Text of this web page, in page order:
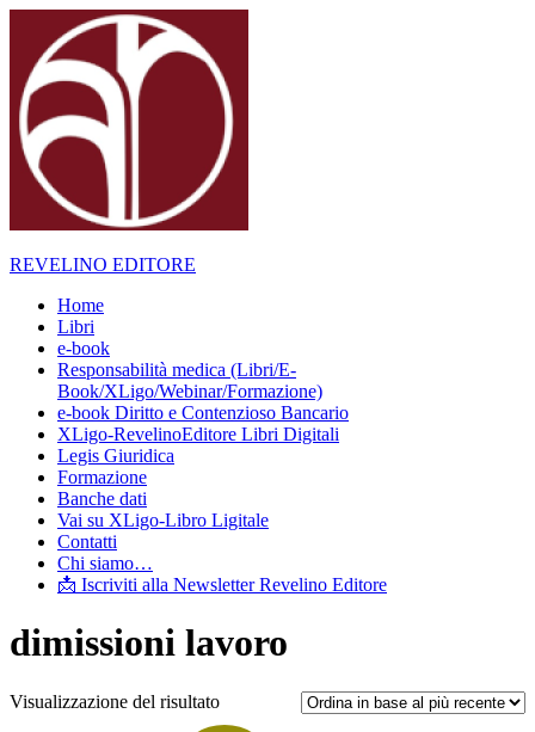
content
REVELINO EDITORE
Home
Libri
e-book
Responsabilità medica (Libri/E-
Book/XLigo/Webinar/Formazione)
e-book Diritto e Contenzioso Bancario
XLigo-RevelinoEditore Libri Digitali
Legis Giuridica
Formazione
Banche dati
Vai su XLigo-Libro Ligitale
Contatti
Chi siamo…
📩 Iscriviti alla Newsletter Revelino Editore
dimissioni lavoro
Visualizzazione del risultato